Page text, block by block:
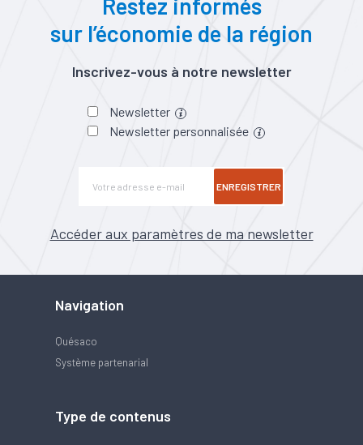
Restez informés
sur l’économie de la région
Inscrivez-vous à notre newsletter
Newsletter
Newsletter personnalisée
ENREGISTRER
Accéder aux paramètres de ma newsletter
Navigation
Quésaco
Système partenarial
Type de contenus